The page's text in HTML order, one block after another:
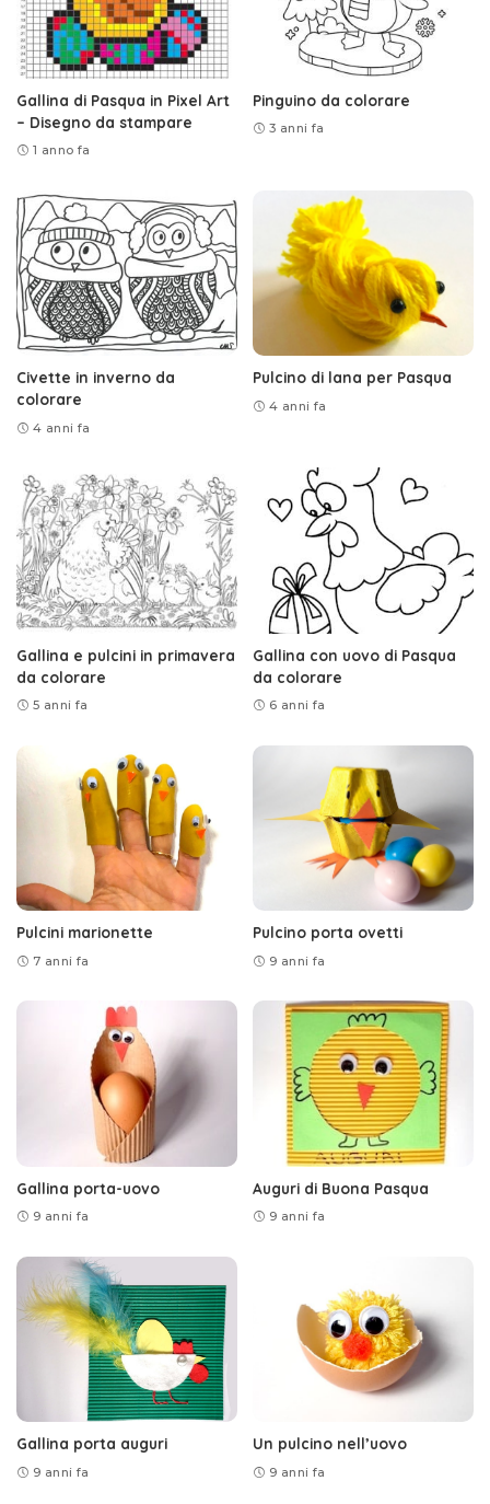
Gallina di Pasqua in Pixel Art
– Disegno da stampare
1 anno fa
Pinguino da colorare
3 anni fa
Civette in inverno da
colorare
4 anni fa
Pulcino di lana per Pasqua
4 anni fa
Gallina e pulcini in primavera
da colorare
5 anni fa
Gallina con uovo di Pasqua
da colorare
6 anni fa
Pulcini marionette
7 anni fa
Pulcino porta ovetti
9 anni fa
Gallina porta-uovo
9 anni fa
Auguri di Buona Pasqua
9 anni fa
Gallina porta auguri
9 anni fa
Un pulcino nell’uovo
9 anni fa